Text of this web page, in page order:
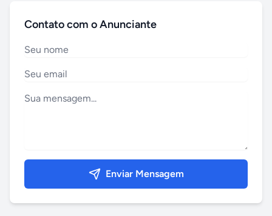
Contato com o Anunciante
Enviar Mensagem